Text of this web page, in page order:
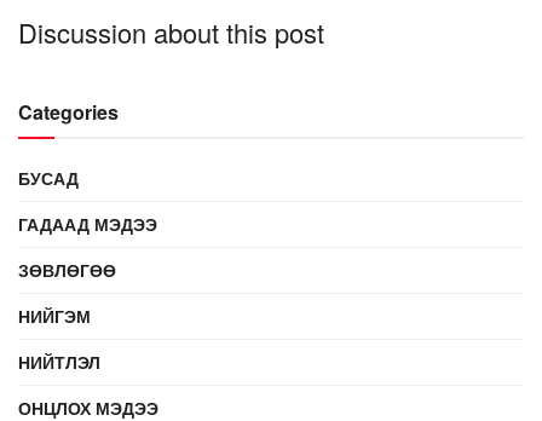
Discussion about this post
Categories
БУСАД
ГАДААД МЭДЭЭ
ЗӨВЛӨГӨӨ
НИЙГЭМ
НИЙТЛЭЛ
ОНЦЛОХ МЭДЭЭ